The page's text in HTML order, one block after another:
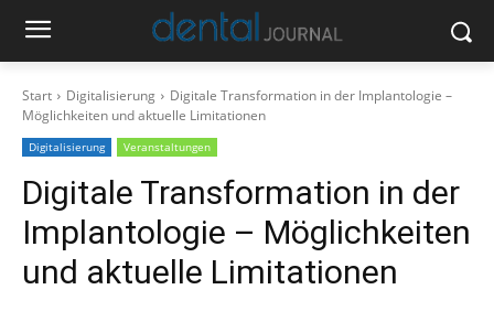
Start Digitalisierung
Digitale Transformation in der Implantologie –
Möglichkeiten und aktuelle Limitationen
Digitalisierung Veranstaltungen
Digitale Transformation in der
Implantologie – Möglichkeiten
und aktuelle Limitationen